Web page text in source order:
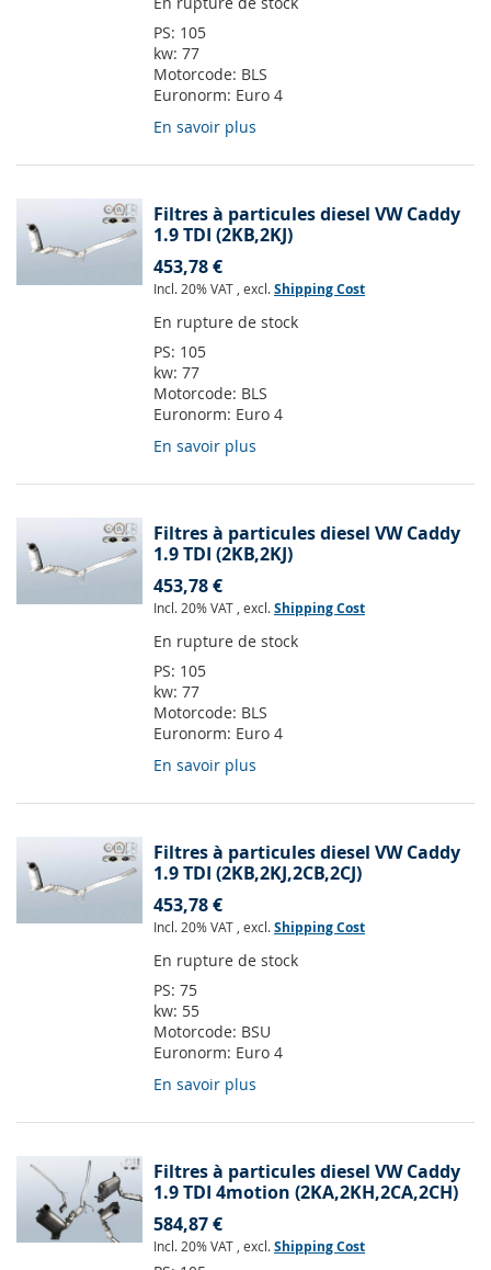
PS: 105
kw: 77
Motorcode: BLS
Euronorm: Euro 4
En savoir plus
Filtres à particules diesel VW Caddy
1.9 TDI (2KB,2KJ)
453,78 €
Incl. 20% VAT , excl.Shipping Cost
En rupture de stock
PS: 105
kw: 77
Motorcode: BLS
Euronorm: Euro 4
En savoir plus
Filtres à particules diesel VW Caddy
1.9 TDI (2KB,2KJ)
453,78 €
Incl. 20% VAT , excl.Shipping Cost
En rupture de stock
PS: 105
kw: 77
Motorcode: BLS
Euronorm: Euro 4
En savoir plus
Filtres à particules diesel VW Caddy
1.9 TDI (2KB,2KJ,2CB,2CJ)
453,78 €
Incl. 20% VAT , excl.Shipping Cost
En rupture de stock
PS: 75
kw: 55
Motorcode: BSU
Euronorm: Euro 4
En savoir plus
Filtres à particules diesel VW Caddy
1.9 TDI 4motion (2KA,2KH,2CA,2CH)
584,87 €
Incl. 20% VAT , excl.Shipping Cost